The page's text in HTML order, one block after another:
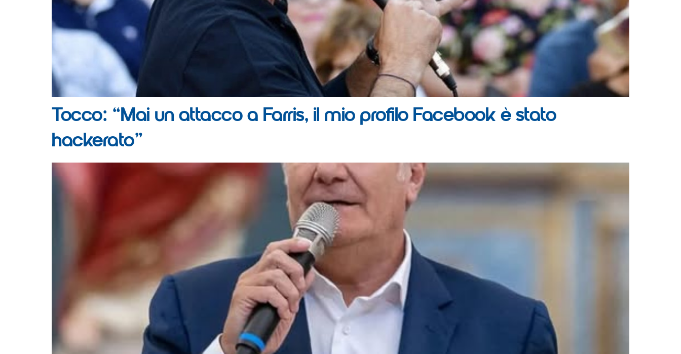
Tocco: “Mai un attacco a Farris, il mio profilo Facebook è stato
hackerato”